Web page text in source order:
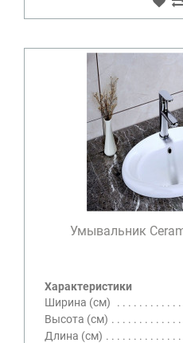
Умывальник
Характеристики
Ширина (см)
Высота (см)
Длина (см)